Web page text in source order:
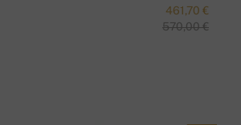
461,70 €
570,00 €